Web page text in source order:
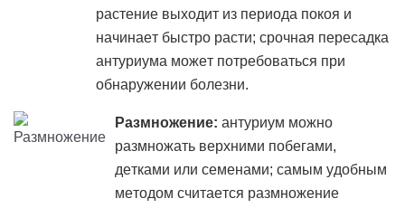
растение выходит из периода покоя и
начинает быстро расти; срочная пересадка
антуриума может потребоваться при
обнаружении болезни.
Размножение: антуриум можно
размножать верхними побегами,
детками или семенами; самым удобным
методом считается размножение